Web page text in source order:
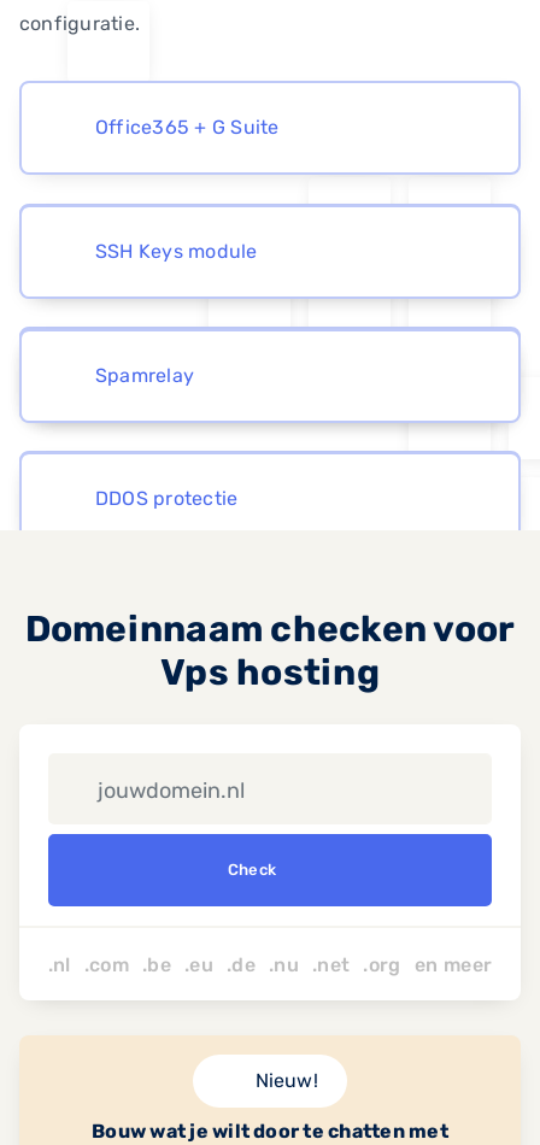
configuratie.
Office365 + G Suite
DKIM reset + Wildcard DNS
Malwarescanner
SSH Keys module
Installatron
Softaculous
Spamrelay
DDOS protectie
Andere applicaties
Domeinnaam checken voor
Vps hosting
Check
.nl .com .be .eu .de .nu .net .org en meer
Nieuw!
Bouw wat je wilt door te chatten met